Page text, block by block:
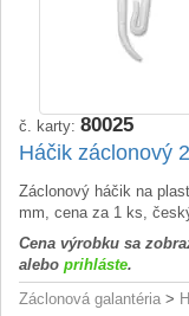
č. karty: 80025
Háčik záclonový
Záclonový háčik na
mm, cena za 1 ks,
Cena výrobku sa
alebo prihláste.
Záclonová galantéria >